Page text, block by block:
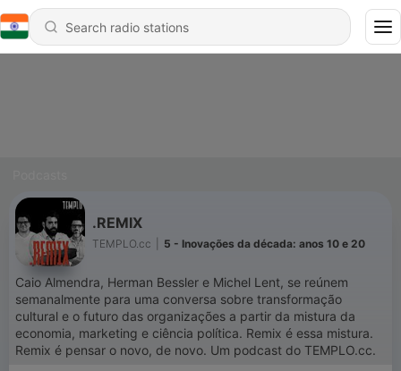
.REMIX
TEMPLO.cc 5 - Inovações da década: anos 10 e 20
Caio Almendra, Herman Bessler e Michel Lent, se reúnem
semanalmente para uma conversa sobre transformação
cultural e o futuro das organizações a partir da mistura da
economia, marketing e ciência política. Remix é essa mistura.
Remix é pensar o novo, de novo. Um podcast do TEMPLO.cc.